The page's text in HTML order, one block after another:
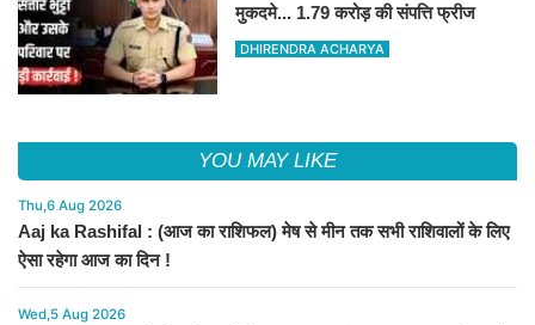
मुकदमे... 1.79 करोड़ की संपत्ति फ्रीज
DHIRENDRA ACHARYA
YOU MAY LIKE
Thu,6 Aug 2026
Aaj ka Rashifal : (आज का राशिफल) मेष से मीन तक सभी राशिवालों के लिए
ऐसा रहेगा आज का दिन !
Wed,5 Aug 2026